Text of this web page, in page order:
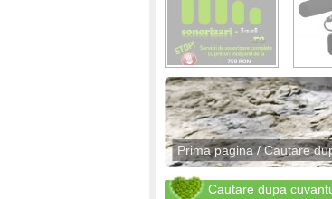
Prima pagina/Cautare
Cautare dupa